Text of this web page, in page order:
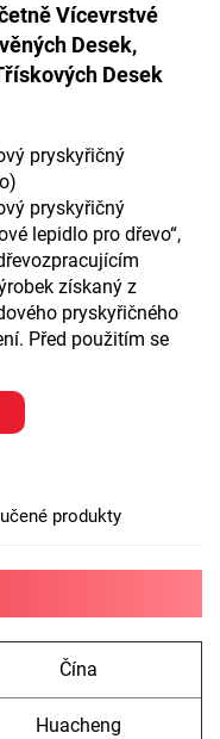
Vícevrstvé
Desek,
Desek
pryskyřičný
pryskyřičný
lepidlo pro dřevo“,
získaný z
pryskyřičného
Před použitím se
produkty
Čína
Huacheng